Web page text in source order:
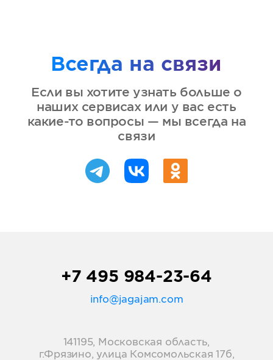
Всегда на связи
Если вы хотите узнать больше о
наших сервисах или у вас есть
какие-то вопросы — мы всегда на
связи
+7 495 984-23-64
info@jagajam.com
141195, Московская область,
г.Фрязино, улица Комсомольская 17б,